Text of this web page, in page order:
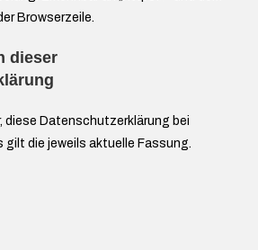
Browserzeile.
dieser
diese Datenschutzerklärung bei
gilt die jeweils aktuelle Fassung.